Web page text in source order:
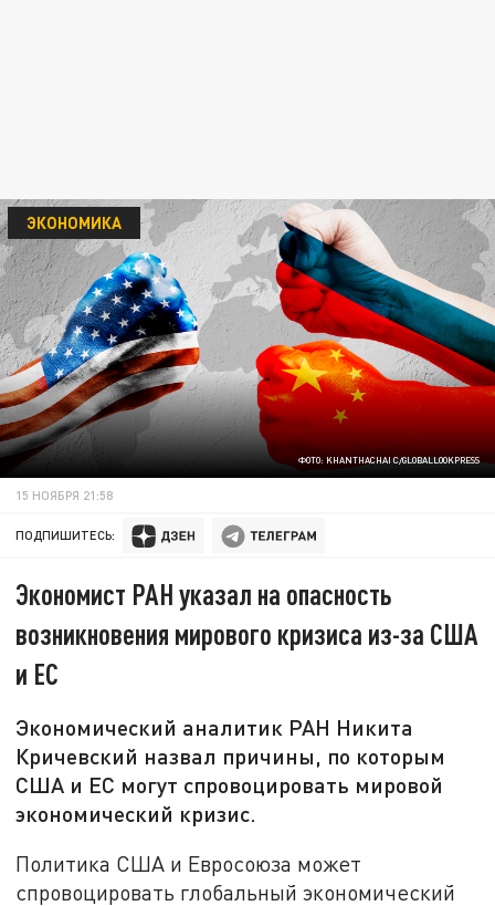
ФОТО: KHANTHACHAI C/GLOBALLOOKPRESS
ЭКОНОМИКА
15 НОЯБРЯ 21:58
ПОДПИШИТЕСЬ:
Экономист РАН указал на опасность
возникновения мирового кризиса из-за США
и ЕС
Экономический аналитик РАН Никита
Кричевский назвал причины, по которым
США и ЕС могут спровоцировать мировой
экономический кризис.
Политика США и Евросоюза может
спровоцировать глобальный экономический